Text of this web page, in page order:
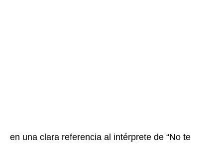
en una clara referencia al intérprete de “No te